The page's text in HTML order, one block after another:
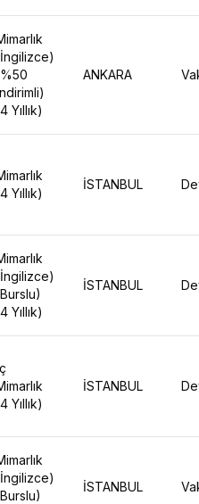
Yıllık)
ANKARA
Yıllık)
İSTANBUL
Yıllık)
İSTANBUL
Yıllık)
İSTANBUL
İSTANBUL